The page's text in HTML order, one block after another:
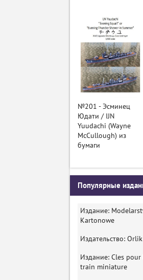
№201 - Эсминец
Юдати / IJN
Yuudachi (Wayne
McCullough) из
бумаги
Популярные
Издание:
Kartonowe
Издательство: Orlik
Издание: Cles pour
train miniature